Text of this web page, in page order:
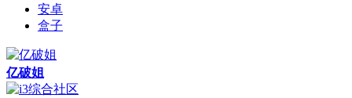
安卓
盒子
亿破姐